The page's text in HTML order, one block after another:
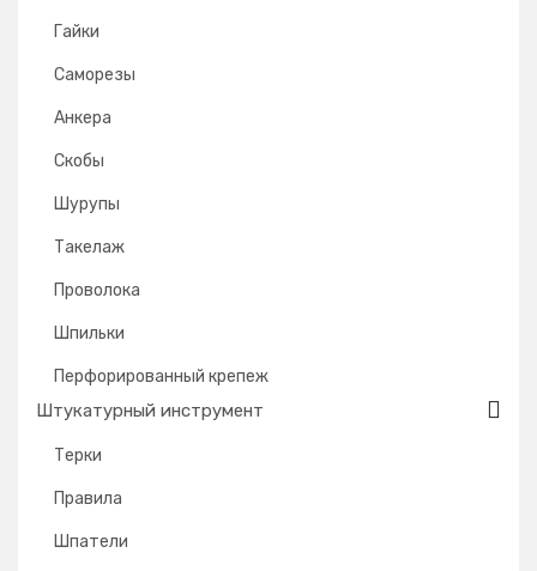
Гайки
Саморезы
Анкера
Скобы
Шурупы
Такелаж
Проволока
Шпильки
Перфорированный крепеж
Штукатурный инструмент
Терки
Правила
Шпатели